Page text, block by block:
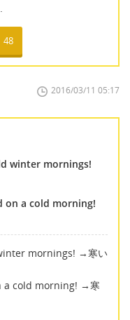
48
2016/03/11 05:17
winter mornings!
on a cold morning!
mornings! →寒い
a cold morning! →寒